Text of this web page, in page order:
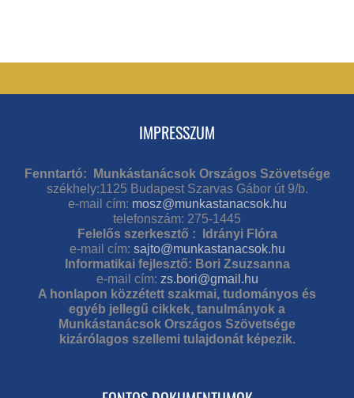
IMPRESSZUM
Fenntartó: Munkástanácsok Országos Szövetsége
székhely:1125 Budapest Szarvas Gábor út 9/b.
e-mail cím: mosz@munkastanacsok.hu
telefonszám: 275-1445
Felelős szerkesztő : Idrányi Flóra
e-mail cím: sajto@munkastanacsok.hu
Informatikai fejlesztő: Bori Zsuzsanna
e-mail cím: zs.bori@gmail.hu
A honlapon közzétett szakmai, tudományos és
egyéb jellegű cikkek, tanulmányok a
Munkástanácsok Országos Szövetsége
kizárólagos szellemi tulajdonát képezik.